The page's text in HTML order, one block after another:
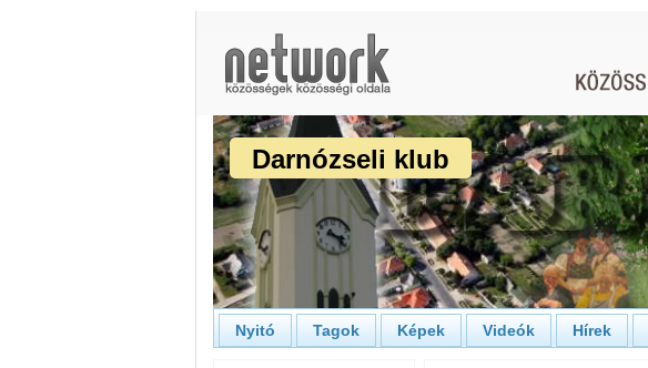
Darnózseli klub
Nyitó Tagok Képek Videók Hírek